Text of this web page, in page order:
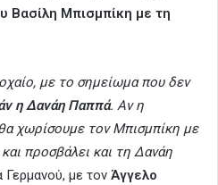
Βασίλη Μπισμπίκη με τη
με το σημείωμα που δεν
η Δανάη Παππά. Αν η
χωρίσουμε τον Μπισμπίκη με
προσβάλει και τη Δανάη
Γερμανού, με τον Άγγελο